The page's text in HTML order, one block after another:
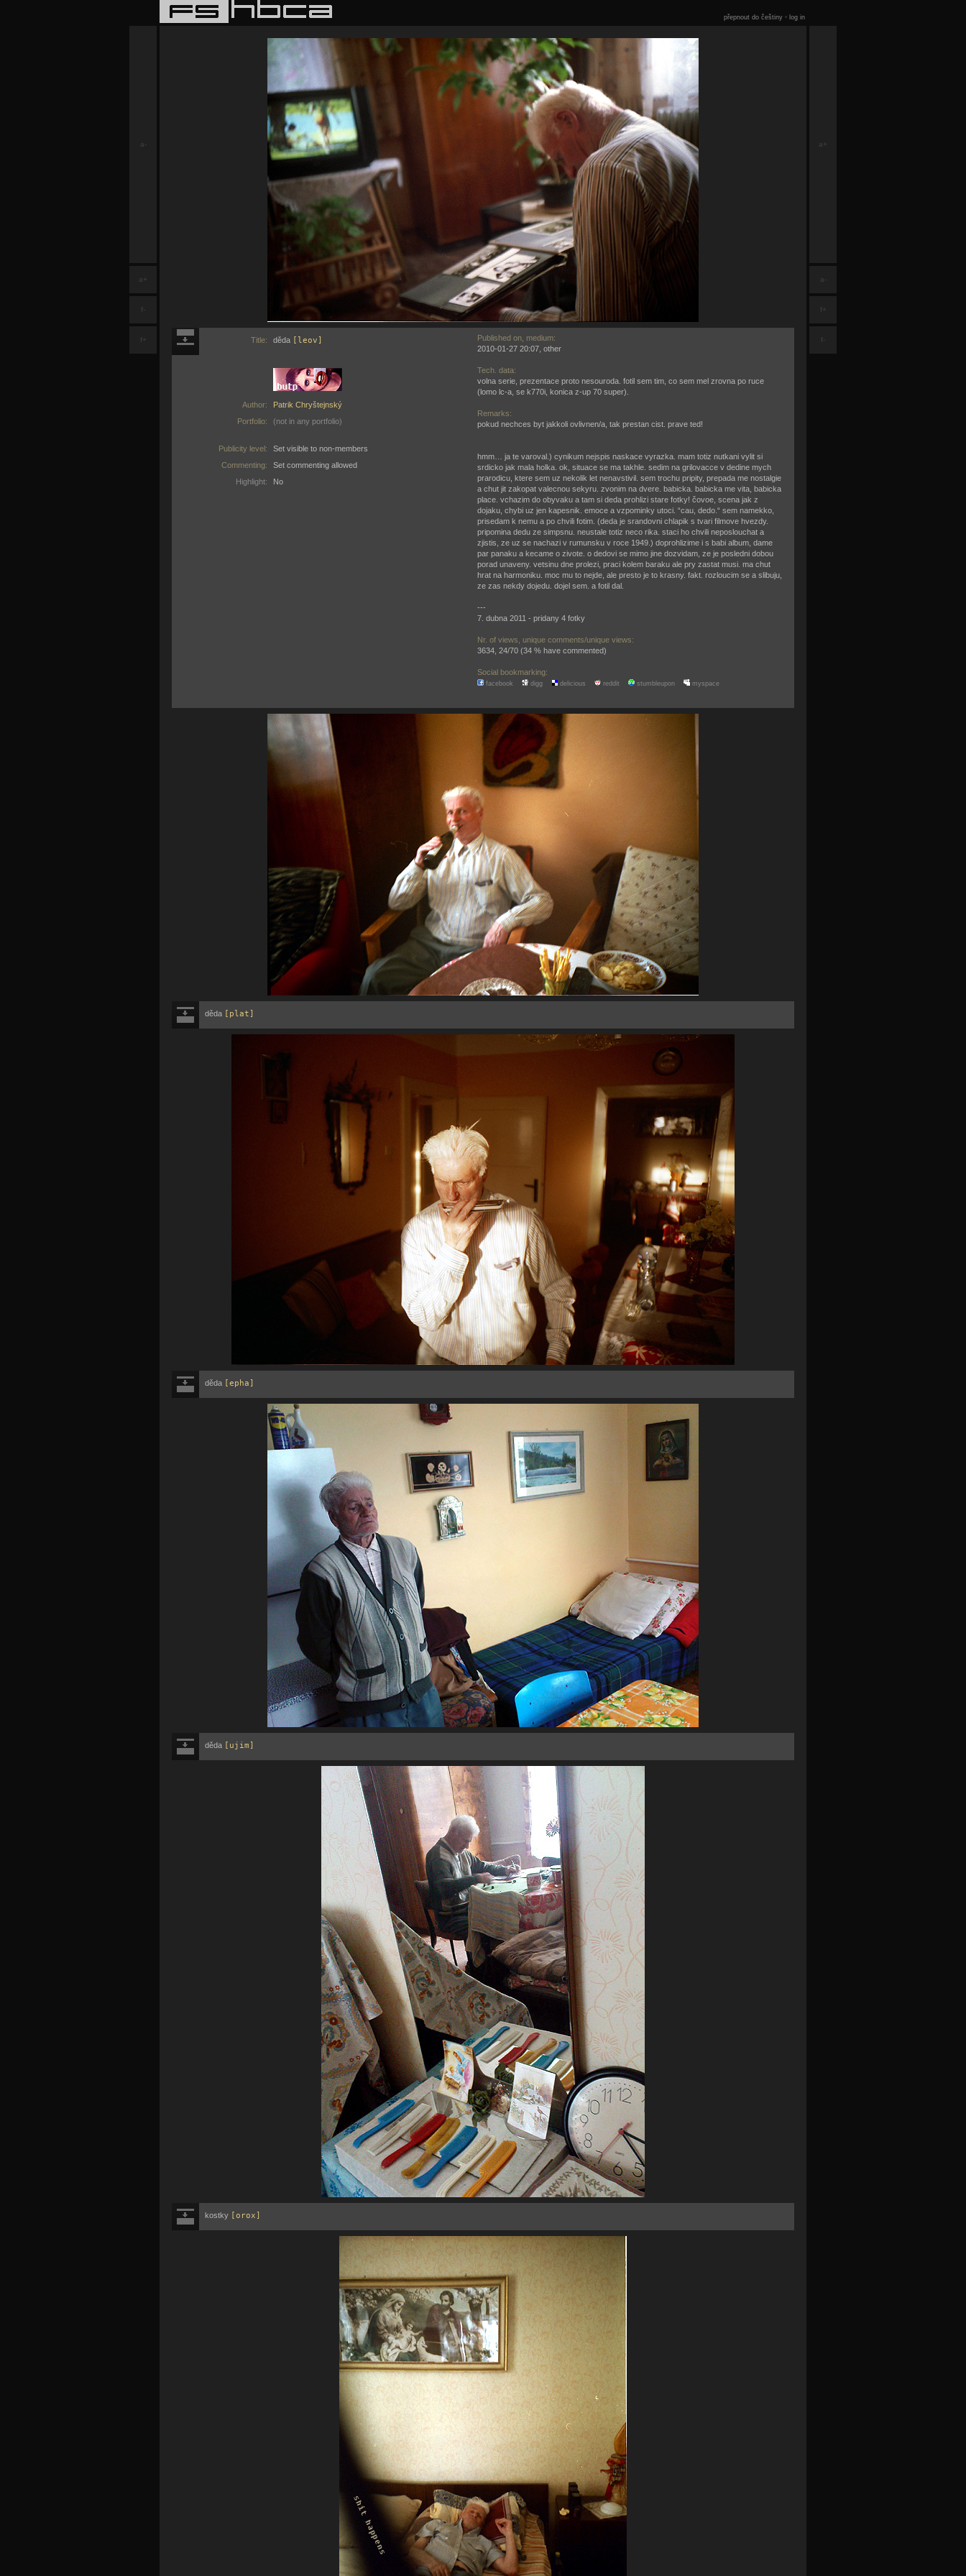
a-
a+
f-
f+
přepnout do češtiny • log in
Title: děda [leov]
Author:
Patrik Chryštejnský
Portfolio:
(not in any portfolio)
Publicity level:
Set visible to non-members
Commenting:
Set commenting allowed
Highlight:
No
Published on, medium:
2010-01-27 20:07, other
Tech. data:
volna serie, prezentace proto nesouroda. fotil sem tim, co sem mel zrovna po ruce
(lomo lc-a, se k770i, konica z-up 70 super).
Remarks:
pokud nechces byt jakkoli ovlivnen/a, tak prestan cist. prave ted!
hmm… ja te varoval.) cynikum nejspis naskace vyrazka. mam totiz nutkani vylit si
srdicko jak mala holka. ok, situace se ma takhle. sedim na grilovacce v dedine mych
prarodicu, ktere sem uz nekolik let nenavstivil. sem trochu pripity, prepada me nostalgie
a chut jit zakopat valecnou sekyru. zvonim na dvere. babicka. babicka me vita, babicka
place. vchazim do obyvaku a tam si deda prohlizi stare fotky! čovoe, scena jak z
dojaku, chybi uz jen kapesnik. emoce a vzpominky utoci. “cau, dedo.“ sem namekko,
prisedam k nemu a po chvili fotim. (deda je srandovni chlapik s tvari filmove hvezdy.
pripomina dedu ze simpsnu. neustale totiz neco rika. staci ho chvili neposlouchat a
zjistis, ze uz se nachazi v rumunsku v roce 1949.) doprohlizime i s babi album, dame
par panaku a kecame o zivote. o dedovi se mimo jine dozvidam, ze je posledni dobou
porad unaveny. vetsinu dne prolezi, praci kolem baraku ale pry zastat musi. ma chut
hrat na harmoniku. moc mu to nejde, ale presto je to krasny. fakt. rozloucim se a slibuju,
ze zas nekdy dojedu. dojel sem. a fotil dal.
---
7. dubna 2011 - pridany 4 fotky
Nr. of views, unique comments/unique views:
3634, 24/70 (34 % have commented)
Social bookmarking:
facebook digg delicious reddit stumbleupon myspace
děda [plat]
děda [epha]
děda [ujim]
kostky [orox]
a+
a-
f+
f-